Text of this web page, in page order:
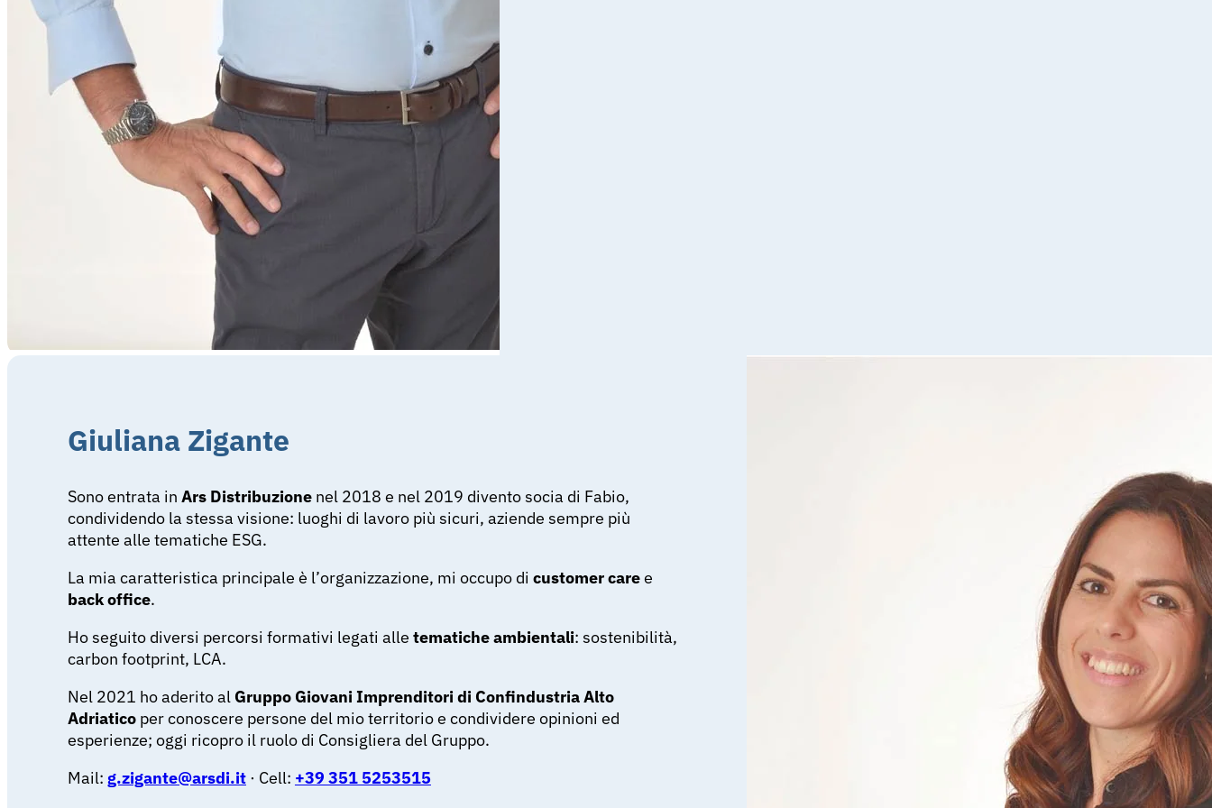
Giuliana Zigante
Sono entrata in Ars Distribuzionenel 2018 e nel 2019 divento socia di Fabio,
condividendo la stessa visione: luoghi di lavoro più sicuri, aziende sempre più
attente alle tematiche ESG.
La mia caratteristica principale è l’organizzazione, mi occupo di customer caree
back office.
Ho seguito diversi percorsi formativi legati alle tematiche ambientali: sostenibilità,
carbon footprint, LCA.
Nel 2021 ho aderito al Gruppo Giovani Imprenditori di Confindustria Alto
Adriaticoper conoscere persone del mio territorio e condividere opinioni ed
esperienze; oggi ricopro il ruolo di Consigliera del Gruppo.
Mail: g.zigante@arsdi.it· Cell: +39 351 5253515